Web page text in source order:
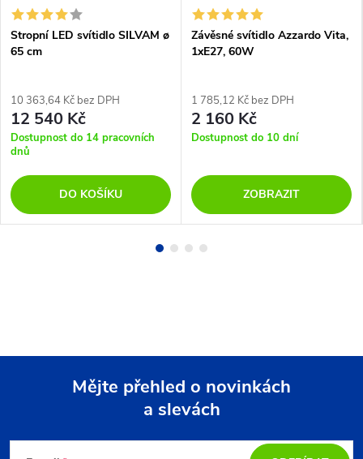
Stropní LED svítidlo SILVAM ø
65 cm
10 363,64 Kč bez DPH
12 540 Kč
Dostupnost do 14 pracovních
dnů
DO KOŠÍKU
Závěsné svítidlo Azzardo Vita,
1xE27, 60W
1 785,12 Kč bez DPH
2 160 Kč
Dostupnost do 10 dní
ZOBRAZIT
Mějte přehled o novinkách
a slevách